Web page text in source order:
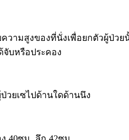
ความสูงของที่นั่งเพื่อยกตัวผู้
บหรือประคอง
วยเซไปด้านใดด้านนึง